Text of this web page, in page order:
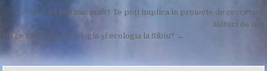
Post
navigation
← Vrei să faci mai mult? Te poți implica în proiecte de cercetare
alături de noi!
De ce să studiezi biologia și ecologia la Sibiu? →